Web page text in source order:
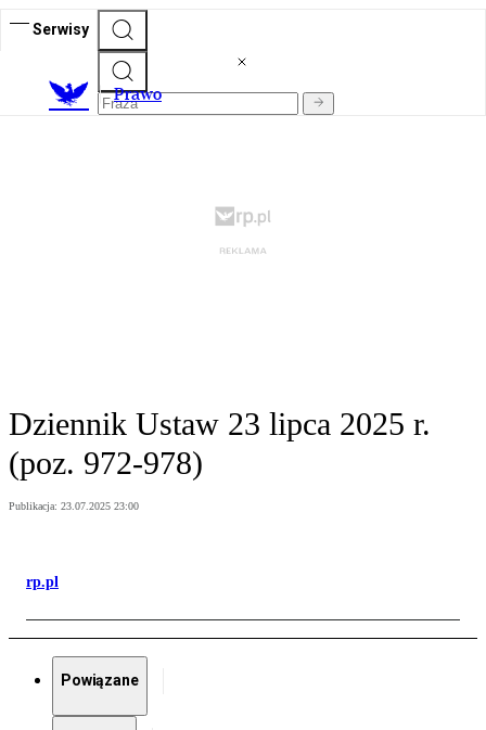
Serwisy
Prawo
Dziennik Ustaw 23 lipca 2025 r.
(poz. 972-978)
Publikacja: 23.07.2025 23:00
rp.pl
Powiązane